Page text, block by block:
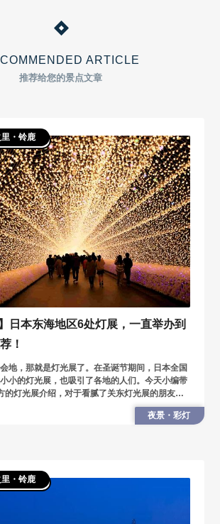
ARTICLE
推荐给您的景点文章
・铃鹿
日本东海地区6处灯展，一直举办到
！
地，那就是灯光展了。在圣诞节期间，日本全国
小的灯光展，也吸引了各地的人们。今天小编带
的灯光展介绍，对于看腻了关东灯光展的朋友，
交往的恋人一同来一场灯光浪漫约会的
夜景・彩灯
・铃鹿